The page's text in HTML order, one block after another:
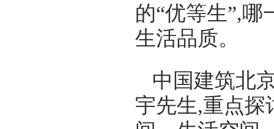
的“优等生”,
生活品质。
中国建筑北
宇先生,重点探